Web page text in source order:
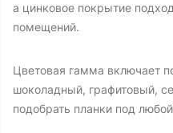
а цинковое покрытие
помещений.
Цветовая гамма включает
шоколадный, графитовый,
подобрать планки под